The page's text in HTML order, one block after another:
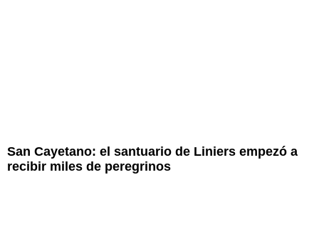
San Cayetano: el santuario de Liniers empezó a
recibir miles de peregrinos